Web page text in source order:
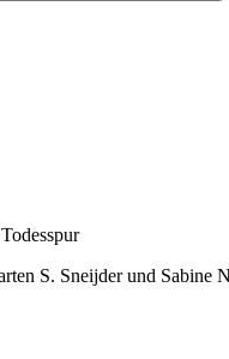
S. Sneijder und Sabine